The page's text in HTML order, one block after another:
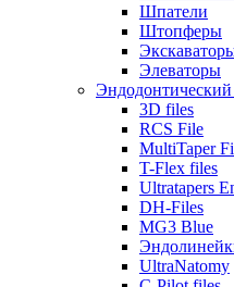
Шпатели
Штопферы
Элеваторы
3D files
RCS File
MultiTaper
T-Flex files
Ultratapers
DH-Files
MG3 Blue
UltraNatomy